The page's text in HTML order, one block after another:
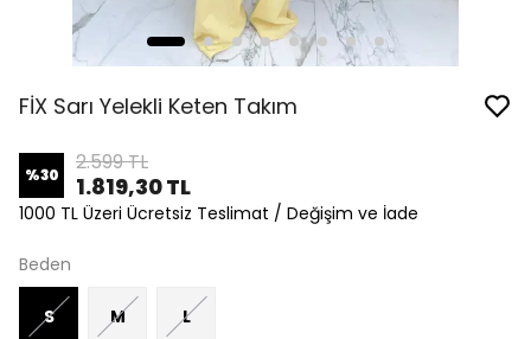
FİX Sarı Yelekli Keten Takım
%30 2.599 TL
1.819,30 TL
1000 TL Üzeri Ücretsiz Teslimat / Değişim ve İade
Beden
S M L